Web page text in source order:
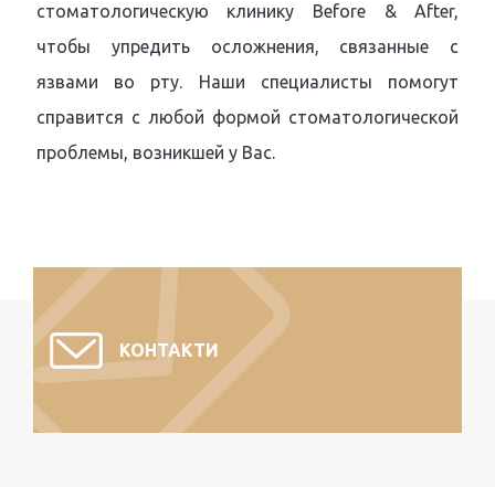
стоматологическую клинику Before & After,
чтобы упредить осложнения, связанные с
язвами во рту. Наши специалисты помогут
справится с любой формой стоматологической
проблемы, возникшей у Вас.
КОНТАКТИ